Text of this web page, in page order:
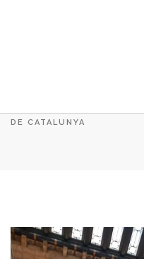
FES-TE SOCI
CONTACTE
DE CATALUNYA